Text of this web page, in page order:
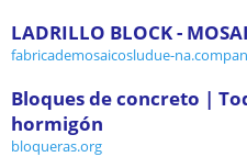
LADRILLO BLOCK -
fabricademosaicosludue-
Bloques de concreto |
hormigón
bloqueras.org